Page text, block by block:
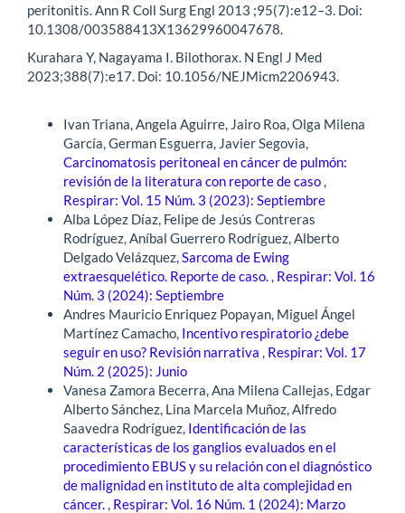
peritonitis. Ann R Coll Surg Engl 2013 ;95(7):e12–3. Doi:
10.1308/003588413X13629960047678.
Kurahara Y, Nagayama I. Bilothorax. N Engl J Med
2023;388(7):e17. Doi: 10.1056/NEJMicm2206943.
Ivan Triana, Angela Aguirre, Jairo Roa, Olga Milena
García, German Esguerra, Javier Segovia,
Carcinomatosis peritoneal en cáncer de pulmón:
revisión de la literatura con reporte de caso,
Respirar: Vol. 15 Núm. 3 (2023): Septiembre
Alba López Díaz, Felipe de Jesús Contreras
Rodríguez, Aníbal Guerrero Rodríguez, Alberto
Delgado Velázquez,Sarcoma de Ewing
extraesquelético. Reporte de caso., Respirar: Vol. 16
Núm. 3 (2024): Septiembre
Andres Mauricio Enriquez Popayan, Miguel Ángel
Martínez Camacho, Incentivo respiratorio ¿debe
seguir en uso? Revisión narrativa , Respirar: Vol. 17
Núm. 2 (2025): Junio
Vanesa Zamora Becerra, Ana Milena Callejas, Edgar
Alberto Sánchez, Lina Marcela Muñoz, Alfredo
Saavedra Rodríguez, Identificación de las
características de los ganglios evaluados en el
procedimiento EBUS y su relación con el diagnóstico
de malignidad en instituto de alta complejidad en
cáncer., Respirar: Vol. 16 Núm. 1 (2024): Marzo